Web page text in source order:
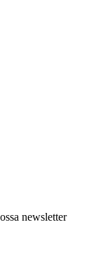
newsletter